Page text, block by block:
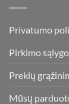
Privatumo
Pirkimo
Prekių
Mūsų